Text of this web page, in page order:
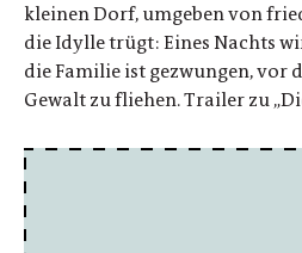
kleinen Dorf, umgeben von
die Idylle trügt: Eines Nachts
die Familie ist gezwungen, vor
Gewalt zu fliehen. Trailer zu